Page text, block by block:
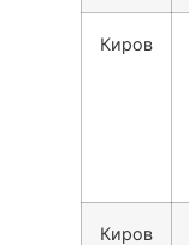
Киров
Киров